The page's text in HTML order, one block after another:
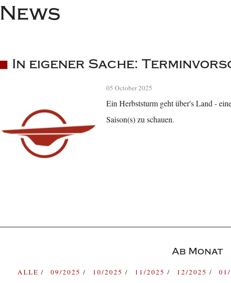
News
In eigener Sache:
05 October 2025
Ein Herbststurm geht über's Land -
Saison(s) zu schauen.
Ab Monat
ALLE 09/2025 10/2025 11/2025 12/2025